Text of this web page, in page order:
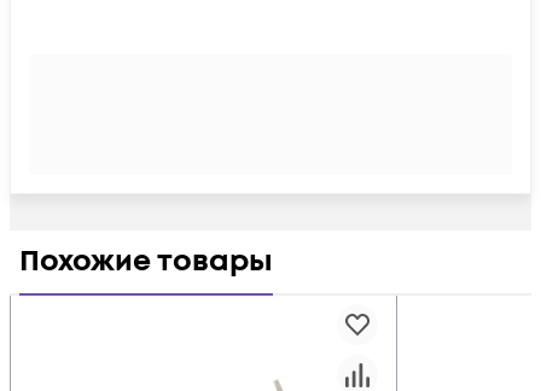
Похожие товары